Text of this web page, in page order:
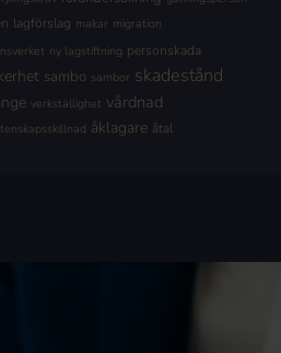
lagförslag makar migration
ny lagstiftning personskada
sambo sambor skadestånd
verkställighet vårdnad
åklagare åtal